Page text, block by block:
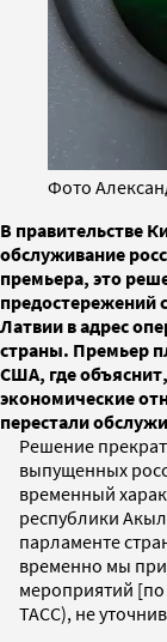
Фото
В правительстве
обслуживание
премьера, это
предостережений
Латвии в адрес
страны. Премьер
США, где
экономические
перестали
Решение
выпущенных
временный
республики
парламенте
временно мы
мероприятий [по
ТАСС), не